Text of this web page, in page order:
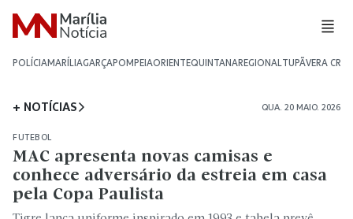
POLÍCIAMARÍLIAGARÇAPOMPEIAORIENTEQUINTANAREGIONALTUPÃVERA CRUZ
+ NOTÍCIAS QUA. 20 MAIO. 2026
FUTEBOL
MAC apresenta novas camisas e
conhece adversário da estreia em casa
pela Copa Paulista